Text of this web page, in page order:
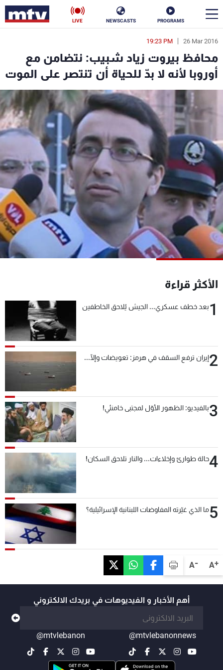
PROGRAMS
NEWSCASTS
LIVE
A+
A-
26 Mar 2016
19:23 PM
محافظ بيروت زياد شبيب: نتضامن مع
أوروبا لأنه لا بدّ للحياة أن تنتصر على الموت
الأكثر قراءة
1بعد خطف عسكري... الجيش يُلاحق الخاطفين
2إيران ترفع السقف في هرمز: تعويضات وإلّا...
3بالفيديو: الظهور الأوّل لمجتبى خامنئي!
4حالة طوارئ وإخلاءات... والنار تلاحق السكان!
5ما الذي غيّرته المفاوضات اللبنانية الإسرائيلية؟
أهم الأخبار و الفيديوهات في بريدك الالكتروني
@mtvlebanonnews
@mtvlebanon
en
الأخبار
سياسة ناس
إقتصاد فن
منوعات رياضة
كأس العالم
البرامج
جدول البرامج
شاهد البرامج
الترددات
عن MTV
الإنـتـاج
شروط الإسـتخدام
سياسة الخصوصية